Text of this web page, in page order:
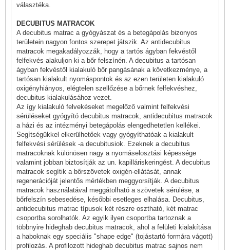
választéka.
DECUBITUS MATRACOK
A decubitus matrac a gyógyászat és a betegápolás bizonyos
területein nagyon fontos szerepet játszik. Az antidecubitus
matracok megakadályozzák, hogy a tartós ágyban fekvéstől
felfekvés alakuljon ki a bőr felszínén. A decubitus a tartósan
ágyban fekvéstől kialakuló bőr pangásának a következménye, a
tartósan kialakult nyomáspontok és az ezen területen kialakuló
oxigényhiányos, elégtelen szellőzése a bőrnek felfekvéshez,
decubitus kialakulásához vezet.
Az így kialakuló felvekéseket megelőző valmint felfekvési
sérüléseket gyógyító decubitus matracok, antidecubitus matracok
a házi és az intézményi betegápolás elengedhetetlen kellékei.
Segítségükkel elkerülhetőek vagy gyógyíthatóak a kialakult
felfekvési sérülések -a decubitusiok. Ezeknek a decubitus
matracoknak különösen nagy a nyomáselosztási képessége
valamint jobban biztosítják az un. kapilláriskeringést. A decubitus
matracok segítik a bőrszövetek oxigén-ellátását, annak
regenerációját jelentős mértékben meggyorsítják. A decubitus
matracok használatával meggátolható a szövetek sérülése, a
bőrfelszín sebesedése, későbbi esetleges elhalása. Decubitus,
antidecubitus matrac típusok két részre osztható, két matrac
csoportba sorolhatók. Az egyik ilyen csoportba tartoznak a
többnyire hideghab decubitus matracok, ahol a felületi kialakítása
a haboknak egy speciális "shape edge" (tojástartó formára vágott)
profilozás. A profilozott hideghab decubitus matrac sajnos nem